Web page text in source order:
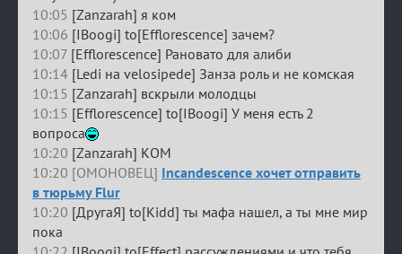
10:05 [Zanzarah] я ком
10:06 [IBoogi] to[Efflorescence] зачем?
10:07 [Efflorescence] Рановато для алиби
10:14 [Ledi на velosipede] Занза роль и не комская
10:15 [Zanzarah] вскрыли молодцы
10:15 [Efflorescence] to[IBoogi] У меня есть 2
вопроса
10:20 [Zanzarah] КОМ
10:20 [ОМОНОВЕЦ] Incandescence хочет отправить
в тюрьму Flur
10:20 [ДругаЯ] to[Kidd] ты мафа нашел, а ты мне мир
пока